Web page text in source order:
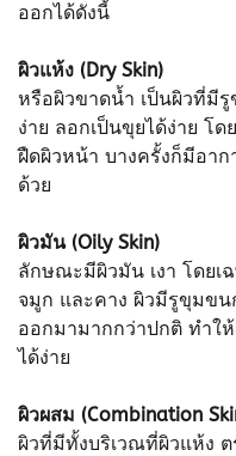
ออกได้ดังนี้
ผิวแห้ง (Dry Skin)
หรือผิวขาดน้ำ เป็นผิวที่มี
ง่าย ลอกเป็นขุยได้ง่าย โ
ฝืดผิวหน้า บางครั้งก็มีอาก
ด้วย
ผิวมัน (Oily Skin)
ลักษณะมีผิวมัน เงา โดยเ
จมูก และคาง ผิวมีรูขุมข
ออกมามากกว่าปกติ ทำให้
ได้ง่าย
ผิวผสม (Combination
ผิวที่มีทั้งบริเวณที่ผิวแห้ง